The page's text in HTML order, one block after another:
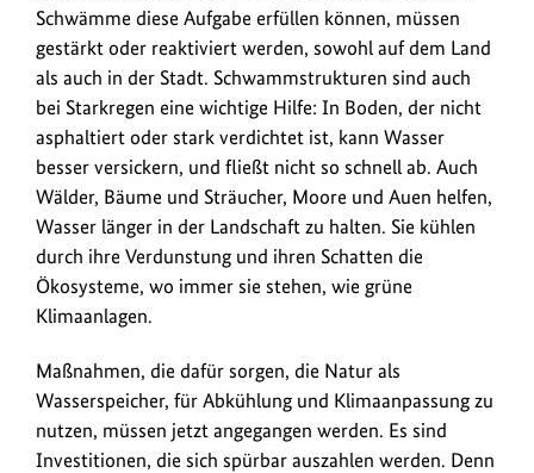
Schwämme diese Aufgabe erfüllen können, müssen
gestärkt oder reaktiviert werden, sowohl auf dem Land
als auch in der Stadt. Schwammstrukturen sind auch
bei Starkregen eine wichtige Hilfe: In Boden, der nicht
asphaltiert oder stark verdichtet ist, kann Wasser
besser versickern, und fließt nicht so schnell ab. Auch
Wälder, Bäume und Sträucher, Moore und Auen helfen,
Wasser länger in der Landschaft zu halten. Sie kühlen
durch ihre Verdunstung und ihren Schatten die
Ökosysteme, wo immer sie stehen, wie grüne
Klimaanlagen.
Maßnahmen, die dafür sorgen, die Natur als
Wasserspeicher, für Abkühlung und Klimaanpassung zu
nutzen, müssen jetzt angegangen werden. Es sind
Investitionen, die sich spürbar auszahlen werden. Denn